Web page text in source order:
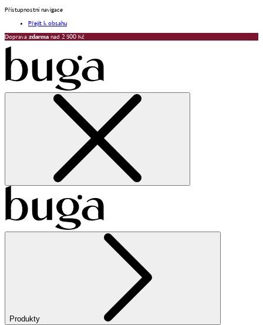
Přístupnostní navigace
Přejít k obsahu
Doprava zdarma nad 2 500 Kč
Produkty